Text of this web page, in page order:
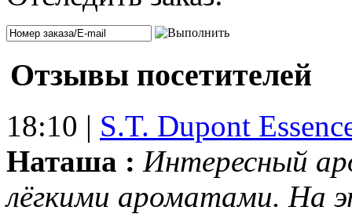
Отзывы посетителей
18:10 | S.T. Dupont
Наташа : Интересный
лёгкими ароматами. На